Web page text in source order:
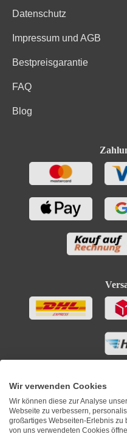
Kohlenhydrate davon
Datenschutz
Impressum und AGB
Bestpreisgarantie
FAQ
Blog
Wir verwenden Cookies
Wir können diese zur Analyse
Webseite zu verbessern,
großartiges Webseiten-Erlebnis zu
von uns verwendeten Cookies